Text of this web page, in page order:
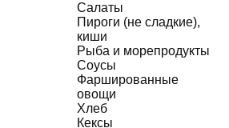
Салаты
Пироги (не сладкие),
киши
Рыба и морепродукты
Соусы
Фаршированные
овощи
Хлеб
Кексы